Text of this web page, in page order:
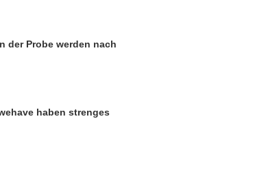
der Probe werden nach
haben strenges